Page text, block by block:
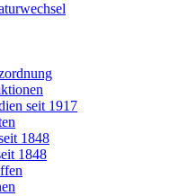
seit 1917
1848
1848